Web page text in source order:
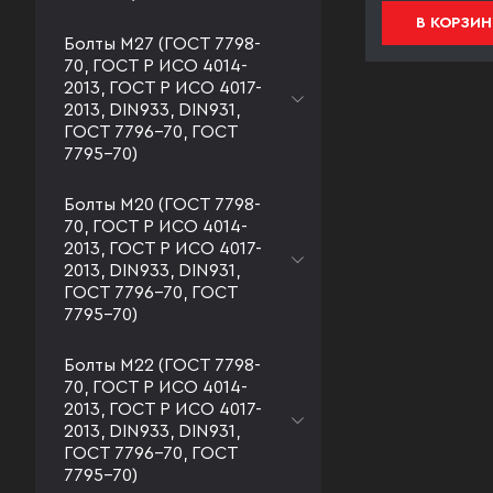
Болты М27 (ГОСТ 7798-
70, ГОСТ Р ИСО 4014-
2013, ГОСТ Р ИСО 4017-
2013, DIN933, DIN931,
ГОСТ 7796-70, ГОСТ
7795-70)
Болты М20 (ГОСТ 7798-
70, ГОСТ Р ИСО 4014-
2013, ГОСТ Р ИСО 4017-
2013, DIN933, DIN931,
ГОСТ 7796-70, ГОСТ
7795-70)
Болты М22 (ГОСТ 7798-
70, ГОСТ Р ИСО 4014-
2013, ГОСТ Р ИСО 4017-
2013, DIN933, DIN931,
ГОСТ 7796-70, ГОСТ
7795-70)
В